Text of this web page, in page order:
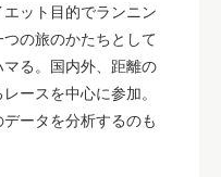
エット目的でランニン
の旅のかたちとして
マる。国内外、距離の
ースを中心に参加。
ータを分析するのも